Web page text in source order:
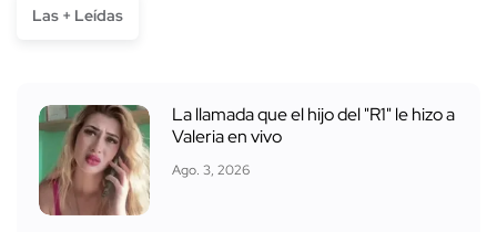
Las + Leídas
La llamada que el hijo del "R1" le hizo a
Valeria en vivo
Ago. 3, 2026